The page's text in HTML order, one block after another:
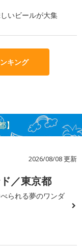
いビールが大集
キング
2026/08/08 更新
／東京都
られる夢のワンダ